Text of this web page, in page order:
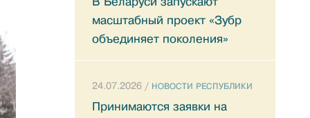
масштабный проект «Зубр
объединяет поколения»
24.07.2026 / НОВОСТИ РЕСПУБЛИКИ
Принимаются заявки на